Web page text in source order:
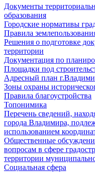
Документы
образования
Городские нормативы
Правила
Решения о подготовке
территории
Документация по
Площадки под
Адресный план
Зоны охраны
Правила благоустройства
Топонимика
Перечень сведений,
города Владимира,
использованием
Общественные
вопросам в сфере
территории
Социальная сфера